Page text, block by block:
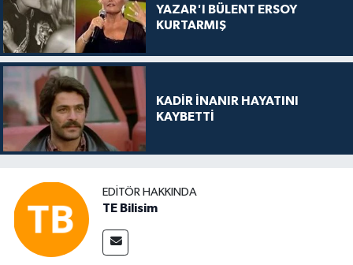
YAZAR'I BÜLENT ERSOY
KURTARMIŞ
KADİR İNANIR HAYATINI
KAYBETTİ
EDITÖR HAKKINDA
TE Bilisim